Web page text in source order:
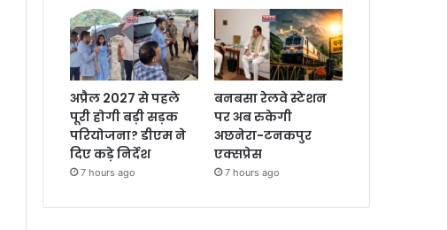
अप्रैल 2027 से पहले
पूरी होगी बड़ी सड़क
परियोजना? डीएम ने
दिए कड़े निर्देश
7 hours ago
बनबसा रेलवे स्टेशन
पर अब रुकेगी
अछनेरा-टनकपुर
एक्सप्रेस
7 hours ago